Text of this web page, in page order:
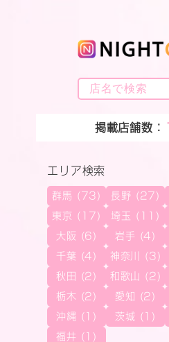
掲載店舗数：
エリア検索
群馬 (73) 長野 (27)
東京 (17) 埼玉 (11)
大阪 (6) 岩手 (4)
千葉 (4) 神奈川 (3)
秋田 (2) 和歌山 (2)
栃木 (2) 愛知 (2)
沖縄 (1) 茨城 (1)
福井 (1)